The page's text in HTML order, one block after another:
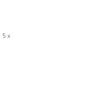
5 x